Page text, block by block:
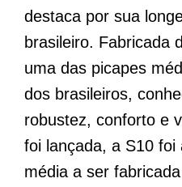
destaca por sua
brasileiro. Fabricada
uma das picapes
dos brasileiros,
robustez, conforto e
foi lançada, a S10 foi
média a ser